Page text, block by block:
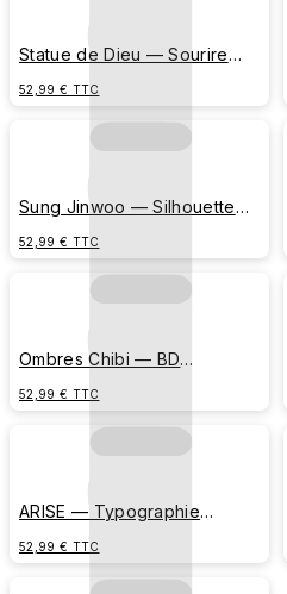
Statue de Dieu — Sourire
52,99 € TTC
Sung Jinwoo — Silhouette
52,99 € TTC
Ombres Chibi — BD
52,99 € TTC
ARISE — Typographie
52,99 € TTC